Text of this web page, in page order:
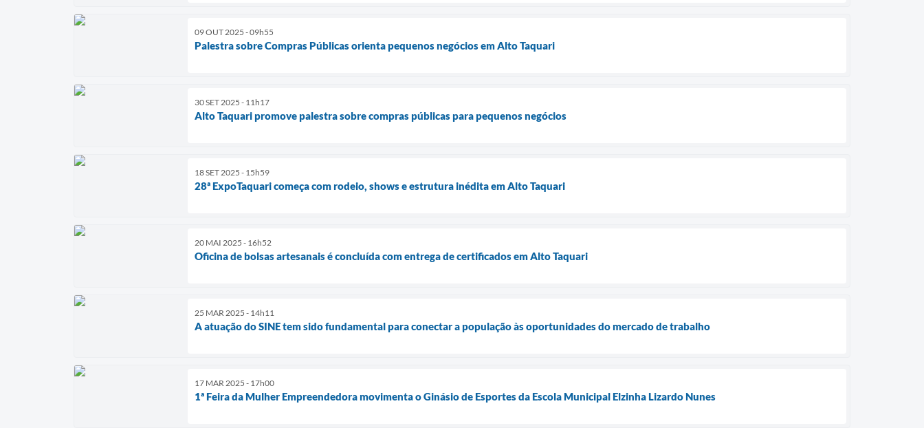
09 OUT 2025 - 09h55
Palestra sobre Compras Públicas orienta pequenos negócios em Alto Taquari
30 SET 2025 - 11h17
Alto Taquari promove palestra sobre compras públicas para pequenos negócios
18 SET 2025 - 15h59
28ª ExpoTaquari começa com rodeio, shows e estrutura inédita em Alto Taquari
20 MAI 2025 - 16h52
Oficina de bolsas artesanais é concluída com entrega de certificados em Alto Taquari
25 MAR 2025 - 14h11
A atuação do SINE tem sido fundamental para conectar a população às oportunidades do mercado de trabalho
17 MAR 2025 - 17h00
1ª Feira da Mulher Empreendedora movimenta o Ginásio de Esportes da Escola Municipal Elzinha Lizardo Nunes